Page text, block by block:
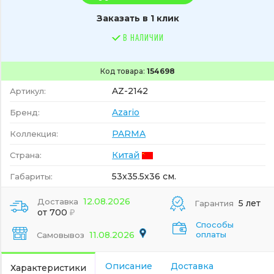
Код товара: 154698
Артикул: AZ-2142
Бренд: Azario
Коллекция: PARMA
Страна: Китай
Габариты: 53x35.5x36 см.
Заказать в 1 клик
В НАЛИЧИИ
Доставка 12.08.2026
от 700
Самовывоз 11.08.2026
Гарантия 5 лет
Способы
оплаты
Характеристики Описание Доставка